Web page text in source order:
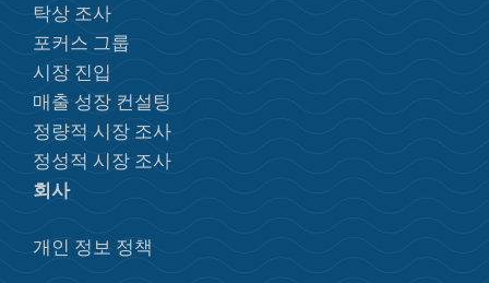
탁상 조사
포커스 그룹
시장 진입
매출 성장 컨설팅
정량적 시장 조사
정성적 시장 조사
회사
개인 정보 정책